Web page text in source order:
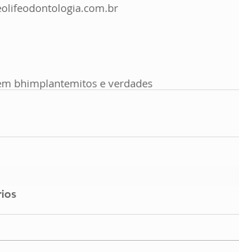
bhimplantemitos e verdades